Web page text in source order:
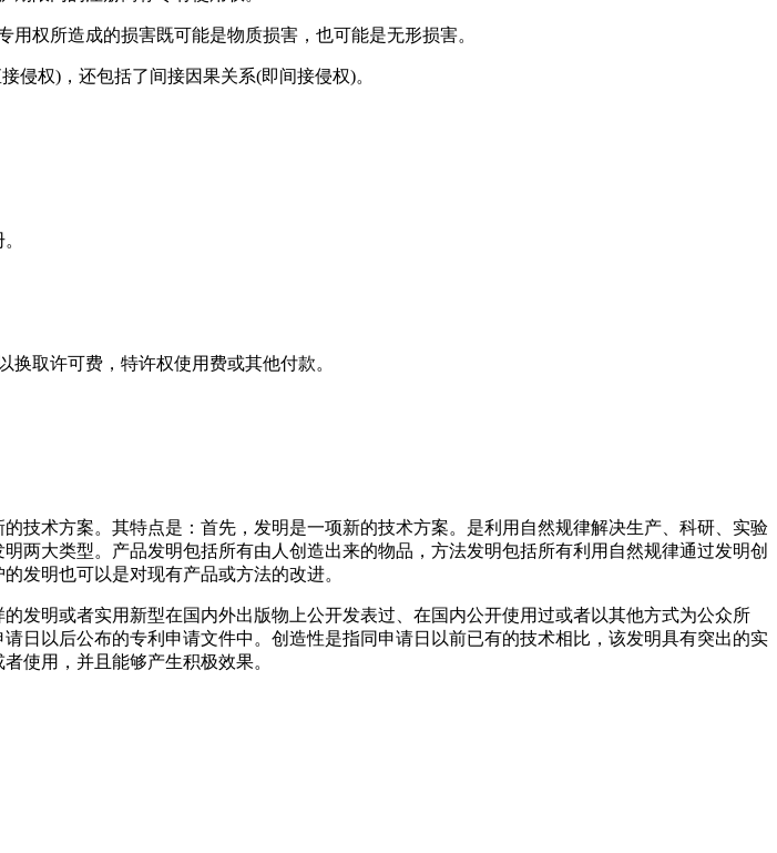
权所造成的损害既可能是物质损害，也可能是无形损害。
侵权)，还包括了间接因果关系(即间接侵权)。
取许可费，特许权使用费或其他付款。
技术方案。其特点是：首先，发明是一项新的技术方案。是利用自然规律解决生产、科研、实验
两大类型。产品发明包括所有由人创造出来的物品，方法发明包括所有利用自然规律通过发明创
发明也可以是对现有产品或方法的改进。
发明或者实用新型在国内外出版物上公开发表过、在国内公开使用过或者以其他方式为公众所
日以后公布的专利申请文件中。创造性是指同申请日以前已有的技术相比，该发明具有突出的实
使用，并且能够产生积极效果。